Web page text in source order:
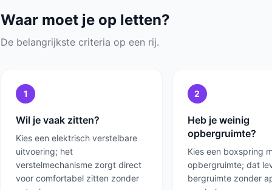
Waar moet je op letten?
De belangrijkste criteria op een rij.
1
Wil je vaak zitten?
Kies een elektrisch verstelbare
uitvoering; het
verstelmechanisme zorgt direct
voor comfortabel zitten zonder
2
Heb je weinig
opbergruimte?
Kies een boxspring
opbergruimte; dat
bergruimte zonder